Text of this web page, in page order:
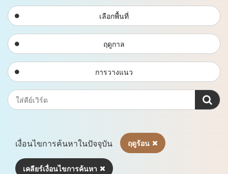
เลือกพื้นที่
ฤดูกาล
การวางแนว
เงื่อนไขการค้นหาในปัจจุบัน ฤดูร้อน
เคลียร์เงื่อนไขการค้นหา